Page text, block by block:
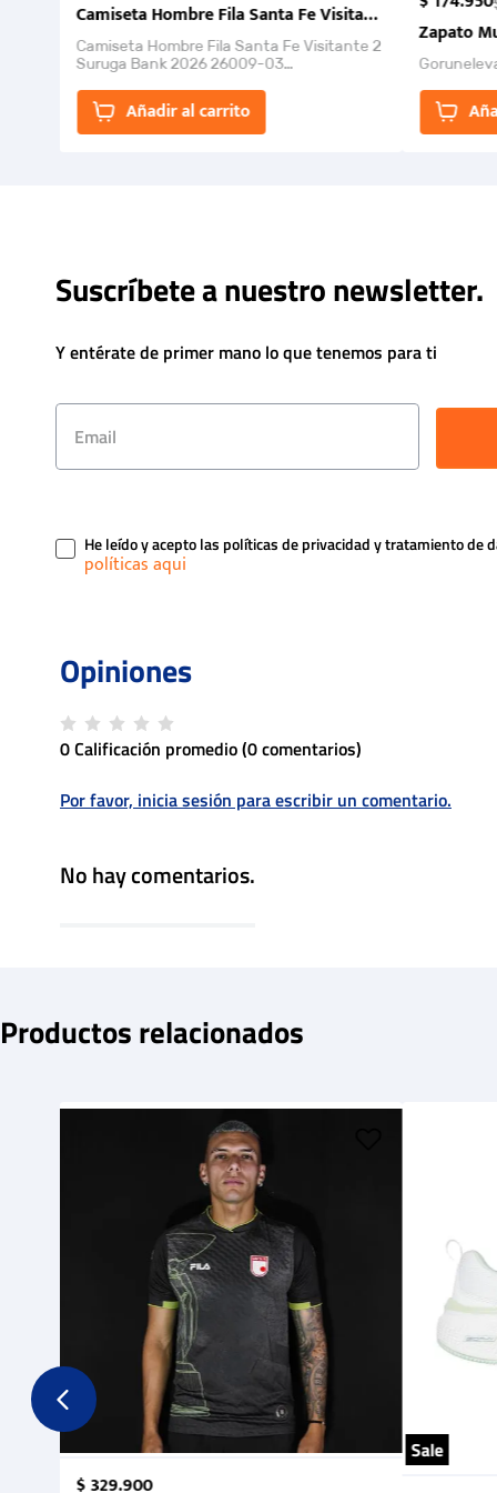
Camiseta Hombre Fila Santa Fe Visitante 2 Suruga
Camiseta Hombre Fila Santa Fe Visitante 2
Suruga Bank 2026 26009-03
la Et...
Añadir al carrito
Zapato
Suscríbete a nuestro newsletter.
Y entérate de primer mano lo que tenemos para ti
He leído y acepto las políticas de privacidad y tratamiento de
0 Calificación promedio(0 comentarios)
Por favor, inicia sesión para escribir un comentario.
No hay comentarios.
Productos relacionados
$329.900
Sale